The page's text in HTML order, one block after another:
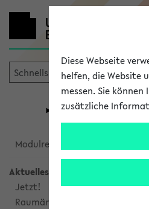
Universität
eKVV
Modulrecherche
Aktuelles
Jetzt!
Raumänderungen
Diese Webseite
helfen, die Website
messen. Sie
zusätzliche